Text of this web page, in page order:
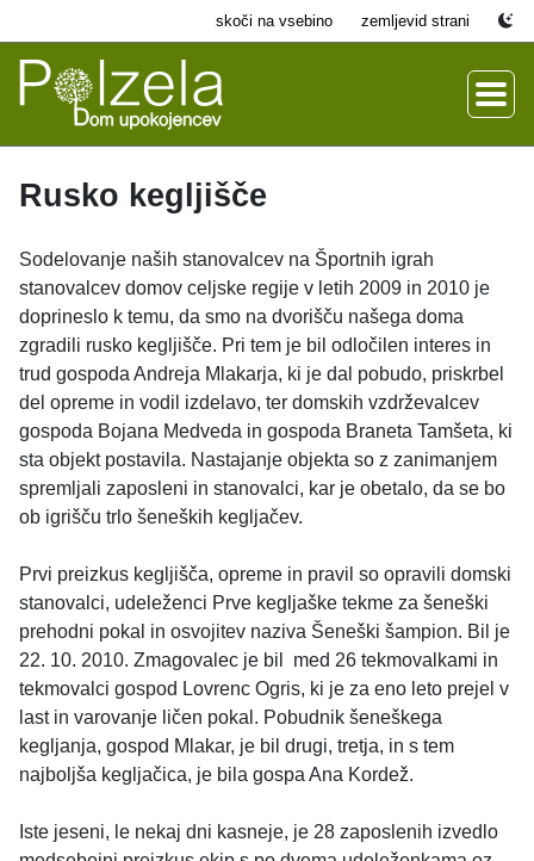
skoči na vsebino zemljevid strani
Rusko kegljišče
Sodelovanje naših stanovalcev na Športnih igrah
stanovalcev domov celjske regije v letih 2009 in 2010 je
doprineslo k temu, da smo na dvorišču našega doma
zgradili rusko kegljišče. Pri tem je bil odločilen interes in
trud gospoda Andreja Mlakarja, ki je dal pobudo, priskrbel
del opreme in vodil izdelavo, ter domskih vzdrževalcev
gospoda Bojana Medveda in gospoda Braneta Tamšeta, ki
sta objekt postavila. Nastajanje objekta so z zanimanjem
spremljali zaposleni in stanovalci, kar je obetalo, da se bo
ob igrišču trlo šeneških kegljačev.
Prvi preizkus kegljišča, opreme in pravil so opravili domski
stanovalci, udeleženci Prve kegljaške tekme za šeneški
prehodni pokal in osvojitev naziva Šeneški šampion. Bil je
22. 10. 2010. Zmagovalec je bil med 26 tekmovalkami in
tekmovalci gospod Lovrenc Ogris, ki je za eno leto prejel v
last in varovanje ličen pokal. Pobudnik šeneškega
kegljanja, gospod Mlakar, je bil drugi, tretja, in s tem
najboljša kegljačica, je bila gospa Ana Kordež.
Iste jeseni, le nekaj dni kasneje, je 28 zaposlenih izvedlo